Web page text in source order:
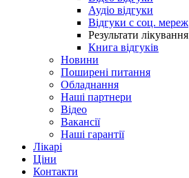
Аудіо відгуки
Відгуки с соц. мереж
Результати лікування
Книга відгуків
Новини
Поширені питання
Обладнання
Наші партнери
Відео
Вакансії
Наші гарантії
Лікарі
Ціни
Контакти